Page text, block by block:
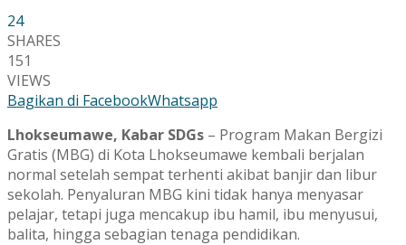
24
SHARES
151
VIEWS
Bagikan di FacebookWhatsapp
Lhokseumawe, Kabar SDGs – Program Makan Bergizi
Gratis (MBG) di Kota Lhokseumawe kembali berjalan
normal setelah sempat terhenti akibat banjir dan libur
sekolah. Penyaluran MBG kini tidak hanya menyasar
pelajar, tetapi juga mencakup ibu hamil, ibu menyusui,
balita, hingga sebagian tenaga pendidikan.